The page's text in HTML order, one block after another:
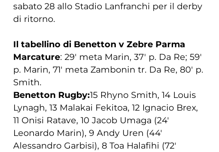
sabato 28 allo Stadio Lanfranchi per il derby
di ritorno.
Il tabellino di Benetton v Zebre Parma
Marcature: 29′ meta Marin, 37′ p. Da Re; 59′
p. Marin, 71′ meta Zambonin tr. Da Re, 80′ p.
Smith.
Benetton Rugby:15 Rhyno Smith, 14 Louis
Lynagh, 13 Malakai Fekitoa, 12 Ignacio Brex,
11 Onisi Ratave, 10 Jacob Umaga (24′
Leonardo Marin), 9 Andy Uren (44′
Alessandro Garbisi), 8 Toa Halafihi (72′